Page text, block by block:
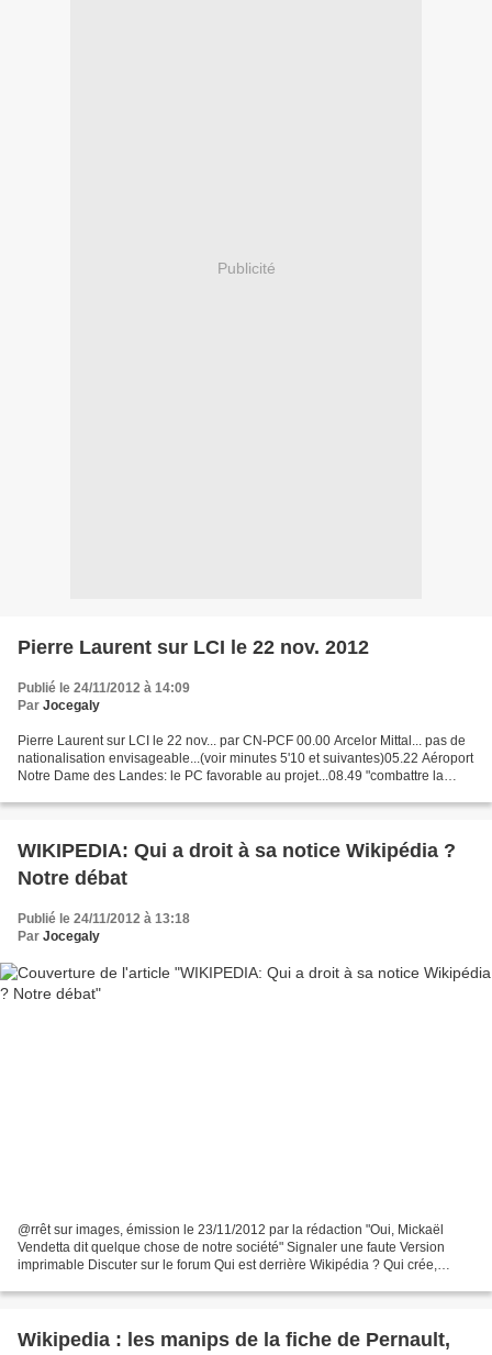
Publicité
Pierre Laurent sur LCI le 22 nov. 2012
Publié le 24/11/2012 à 14:09
Par Jocegaly
Pierre Laurent sur LCI le 22 nov... par CN-PCF 00.00 Arcelor Mittal... pas de
nationalisation envisageable...(voir minutes 5'10 et suivantes)05.22 Aéroport
Notre Dame des Landes: le PC favorable au projet...08.49 "combattre la
WIKIPEDIA: Qui a droit à sa notice Wikipédia ?
Notre débat
Publié le 24/11/2012 à 13:18
Par Jocegaly
@rrêt sur images, émission le 23/11/2012 par la rédaction "Oui, Mickaël
Vendetta dit quelque chose de notre société" Signaler une faute Version
imprimable Discuter sur le forum Qui est derrière Wikipédia ? Qui crée,
Wikipedia : les manips de la fiche de Pernault,